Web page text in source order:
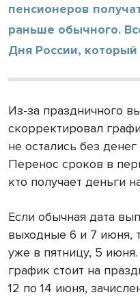
пенсионеров
раньше обычного.
Дня России,
Из-за праздничного
скорректировал
не остались без
Перенос сроков в
кто получает деньги
Если обычная дата
выходные 6 и 7 июня,
уже в пятницу, 5
график стоит на
12 по 14 июня,